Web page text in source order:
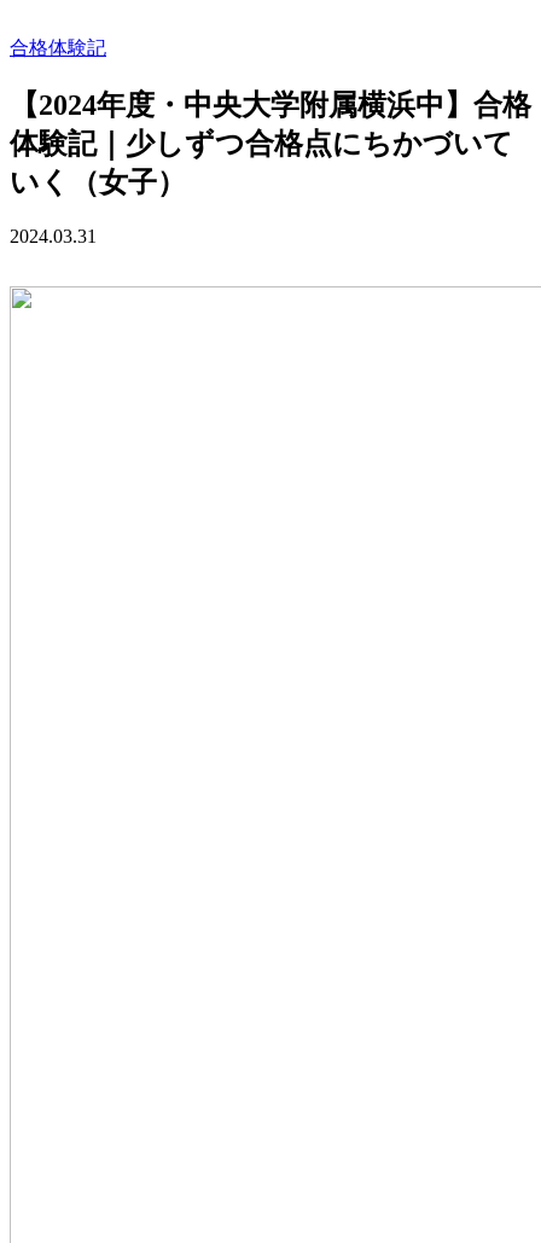
合格体験記
【2024年度・中央大学附属横浜中】合格
体験記｜少しずつ合格点にちかづいて
いく（女子）
2024.03.31